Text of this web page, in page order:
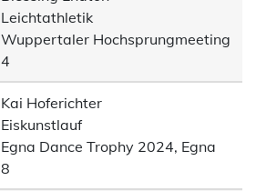
Leichtathletik
Wuppertaler Hochsprungmeeting
4
Kai Hoferichter
Eiskunstlauf
Egna Dance Trophy 2024, Egna
8